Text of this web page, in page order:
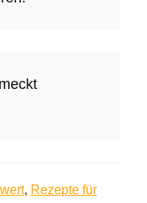
, Rezepte für